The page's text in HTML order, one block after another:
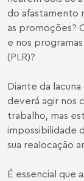
do afastamento
as promoções?
e nos
(PLR)?
Diante da
deverá agir nos
trabalho, mas
impossibilidade
sua realocação
É essencial que